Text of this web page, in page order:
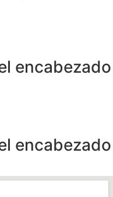
encabezado
encabezado